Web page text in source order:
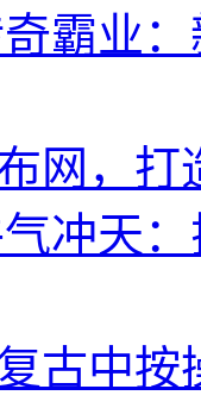
霸业
网，
冲天
古中